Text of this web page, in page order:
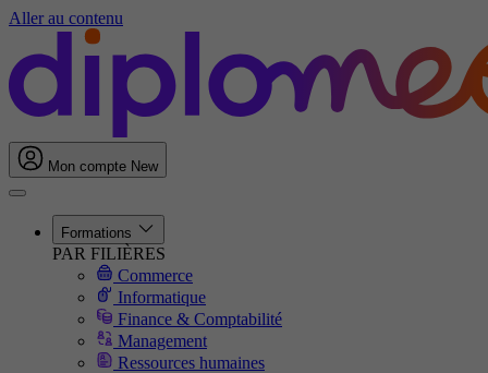
Aller au contenu
Mon compte New
Formations
PAR FILIÈRES
Commerce
Informatique
Finance & Comptabilité
Management
Ressources humaines